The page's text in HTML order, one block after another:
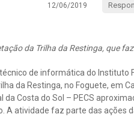
12/06/2019
da Trilha da Restinga, que
de informática do Instituto
da Restinga, no Foguete, em
da Costa do Sol – PECS
A atividade faz parte das ações